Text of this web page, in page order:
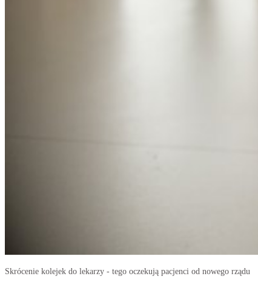
Skrócenie kolejek do lekarzy - tego oczekują pacjenci od nowego rządu